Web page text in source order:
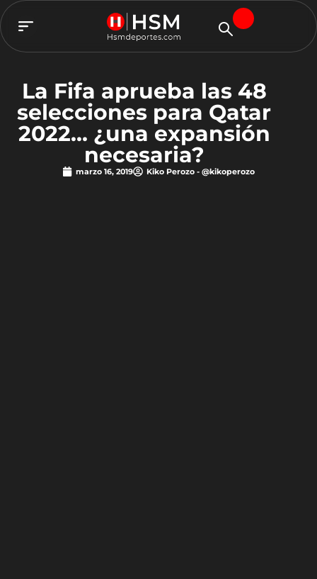
La Fifa aprueba las 48
selecciones para Qatar
2022… ¿una expansión
necesaria?
marzo 16, 2019 Kiko Perozo - @kikoperozo